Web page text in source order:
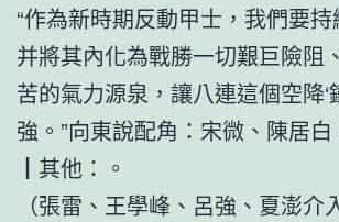
“作為新時期反動甲士，我們要持
并將其內化為戰勝一切艱巨險阻
苦的氣力源泉，讓八連這個空降‘
強。”向東說配角：宋微、陳居
┃其他：。
（張雷、王學峰、呂強、夏澎介